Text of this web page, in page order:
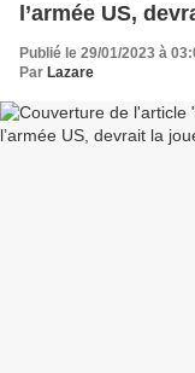
l’armée US,
Publié le 29/01/2023 à
Par Lazare